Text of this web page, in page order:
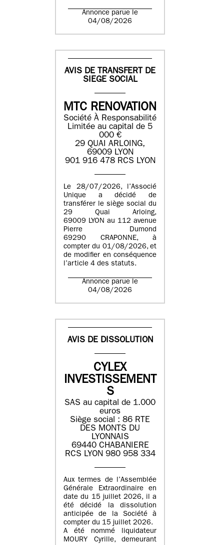
Annonce parue le
04/08/2026
AVIS DE TRANSFERT DE
SIEGE SOCIAL
MTC RENOVATION
Société À Responsabilité
Limitée au capital de 5
000 €
29 QUAI ARLOING,
69009 LYON
901 916 478 RCS LYON
Le 28/07/2026, l’Associé
Unique a décidé de
transférer le siège social du
29 Quai Arloing,
69009 LYON au 112 avenue
Pierre Dumond
69290 CRAPONNE, à
compter du 01/08/2026, et
de modifier en conséquence
l’article 4 des statuts.
Annonce parue le
04/08/2026
AVIS DE DISSOLUTION
CYLEX
INVESTISSEMENT
S
SAS au capital de 1.000
euros
Siège social : 86 RTE
DES MONTS DU
LYONNAIS
69440 CHABANIERE
RCS LYON 980 958 334
Aux termes de l’Assemblée
Générale Extraordinaire en
date du 15 juillet 2026, il a
été décidé la dissolution
anticipée de la Société à
compter du 15 juillet 2026.
A été nommé liquidateur
MOURY Cyrille, demeurant